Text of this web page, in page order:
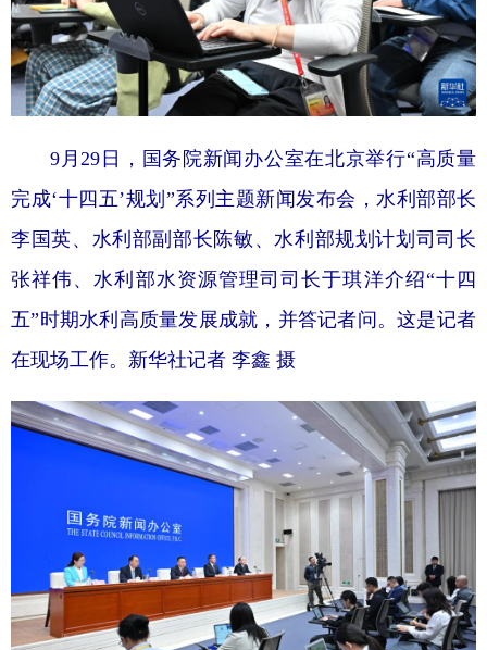
9月29日，国务院新闻办公室在北京举行“高质量
完成‘十四五’规划”系列主题新闻发布会，水利部部长
李国英、水利部副部长陈敏、水利部规划计划司司长
张祥伟、水利部水资源管理司司长于琪洋介绍“十四
五”时期水利高质量发展成就，并答记者问。这是记者
在现场工作。新华社记者 李鑫 摄